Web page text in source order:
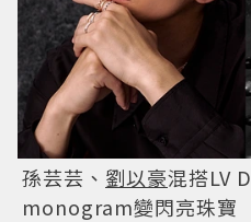
孫芸芸、 劉以豪混搭LV
monogram變閃亮珠寶